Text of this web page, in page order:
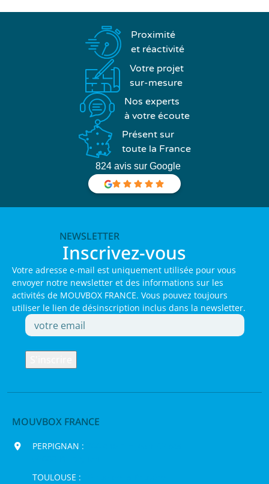
Proximité
et réactivité
Votre projet
sur-mesure
Nos experts
à votre écoute
Présent sur
toute la France
824 avis sur Google
NEWSLETTER
Inscrivez-vous
Votre adresse e-mail est uniquement utilisée pour vous
envoyer notre newsletter et des informations sur les
activités de MOUVBOX FRANCE. Vous pouvez toujours
utiliser le lien de désinscription inclus dans la newsletter.
MOUVBOX FRANCE
PERPIGNAN :
TOULOUSE :